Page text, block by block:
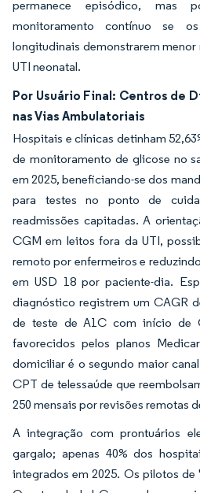
permanece episódico, mas
monitoramento contínuo se
longitudinais demonstrarem
UTI neonatal.
Por Usuário Final: Centros de
nas Vias Ambulatoriais
Hospitais e clínicas detinham
de monitoramento de glicose no
em 2025, beneficiando-se dos
para testes no ponto de
readmissões capitadas. A
CGM em leitos fora da UTI,
remoto por enfermeiros e
em USD 18 por paciente-dia.
diagnóstico registrem um CAGR
de teste de A1C com início de
favorecidos pelos planos
domiciliar é o segundo maior
CPT de telessaúde que
250 mensais por revisões remotas
A integração com prontuários
gargalo; apenas 40% dos
integrados em 2025. Os pilotos